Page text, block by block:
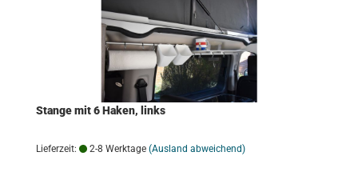
Stange mit 6 Haken, links
Lieferzeit: 2-8 Werktage (Ausland abweichend)